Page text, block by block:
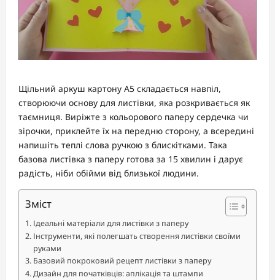
Щільний аркуш картону A5 складається навпіл,
створюючи основу для листівки, яка розкривається як
таємниця. Виріжте з кольорового паперу сердечка чи
зірочки, приклейте їх на передню сторону, а всередині
напишіть теплі слова ручкою з блискітками. Така
базова листівка з паперу готова за 15 хвилин і дарує
радість, ніби обійми від близької людини.
Зміст
Ідеальні матеріали для листівки з паперу
Інструменти, які полегшать створення листівки своїми
руками
Базовий покроковий рецепт листівки з паперу
Дизайн для початківців: аплікація та штампи